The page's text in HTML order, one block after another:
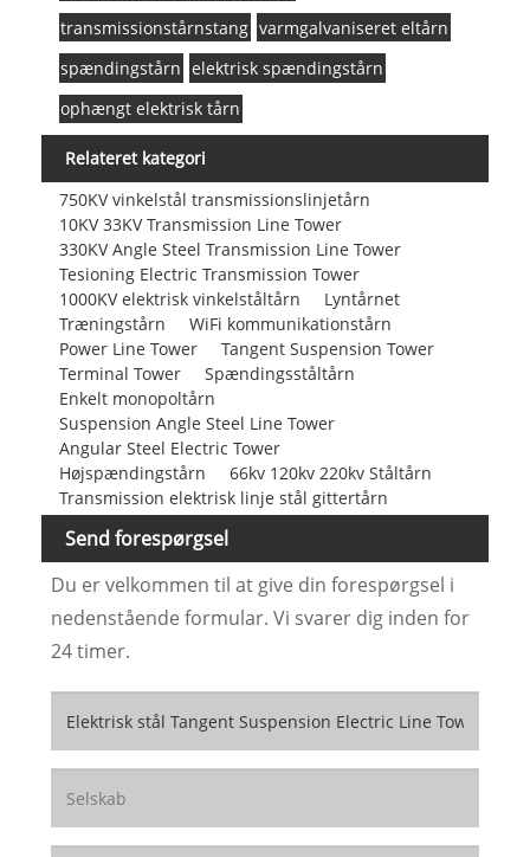
transmissionstårnstang varmgalvaniseret eltårn
spændingstårn elektrisk spændingstårn
ophængt elektrisk tårn
Relateret kategori
750KV vinkelstål transmissionslinjetårn
10KV 33KV Transmission Line Tower
330KV Angle Steel Transmission Line Tower
Tesioning Electric Transmission Tower
1000KV elektrisk vinkelståltårn
Lyntårnet
Træningstårn
WiFi kommunikationstårn
Power Line Tower
Tangent Suspension Tower
Terminal Tower
Spændingsståltårn
Enkelt monopoltårn
Suspension Angle Steel Line Tower
Angular Steel Electric Tower
Højspændingstårn
66kv 120kv 220kv Ståltårn
Transmission elektrisk linje stål gittertårn
Send forespørgsel
Du er velkommen til at give din forespørgsel i
nedenstående formular. Vi svarer dig inden for
24 timer.